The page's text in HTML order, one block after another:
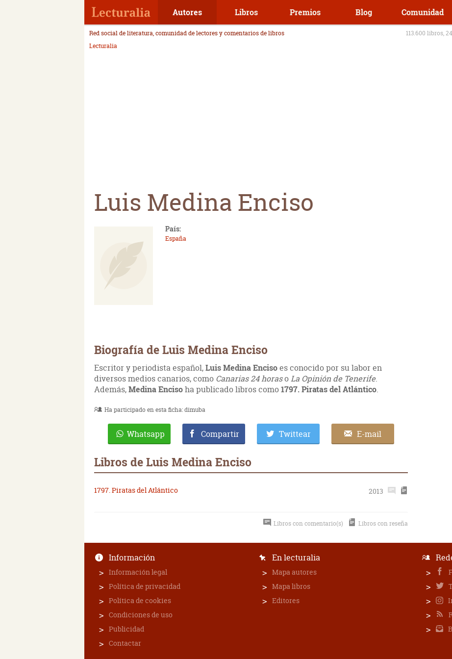
Autores Libros Premios Blog Comunidad
Red social de literatura, comunidad de lectores y comentarios de libros
113.600 libros,
Lecturalia
Luis Medina Enciso
País:
España
Biografía de Luis Medina Enciso
Escritor y periodista español,Luis Medina Encisoes conocido por su labor en
diversos medios canarios, como Canarias 24 horasoLa Opinión de Tenerife.
Además,Medina Encisoha publicado libros como1797. Piratas del Atlántico.
Ha participado en esta ficha:dimuba
Whatsapp Compartir Twittear E-mail
Libros de Luis Medina Enciso
1797. Piratas del Atlántico 2013
Libros con comentario(s) Libros con reseña
Información
Información legal
Política de privacidad
Política de cookies
Condiciones de uso
Publicidad
Contactar
En lecturalia
Mapa autores
Mapa libros
Editores